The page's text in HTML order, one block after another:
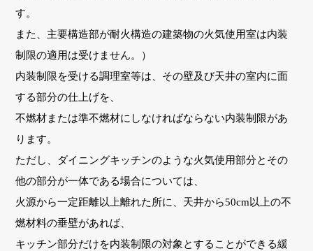
す。
また、主要構造部が耐火構造の建築物の火気使用室は内装
制限の適用は受けません。）
内装制限を受ける調理室等は、その壁及び天井の室内に面
する部分の仕上げを、
不燃材または準不燃材にしなければならない内装制限があ
ります。
ただし、ダイニングキッチンのような火気使用部分とその
他の部分が一体である場合については、
火源から一定距離以上離れた所に、天井から50cm以上の不
燃材料の垂壁があれば、
キッチン部分だけを内装制限の対象とすることができる緩